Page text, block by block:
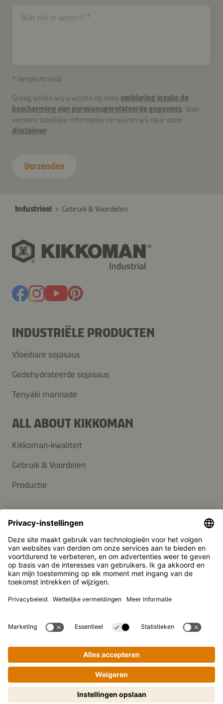
Wat wil je weten?
* Verplicht veld
Graag willen wij u wijzen op onze verklaring inzake de
bescherming van persoonsgerelateerde gegevens. Voor
verdere zakelijke informatie verwijzen wij naar onze
disclaimer.
Verzenden
Industrieel Gebruik & Voordelen
INDUSTRIËLE PRODUCTEN
Vloeibare sojasaus
Gedehydrateerde sojasaus
Teriyaki marinade
ALL ABOUT KIKKOMAN
Kikkoman‑kwaliteit
Gebruik & Voordelen
Productie
SUPPORT
Contact
FAQ
Media
Corporation, Japan.
© Kikkoman Trading Europe GmbH 2023 – 2026
Opgenomen in het handelsregister bij het kantongerecht
Düsseldorf HRB 35856
Privacy-instellingen
Wettelijke kennisgeving
Privacyverklaring